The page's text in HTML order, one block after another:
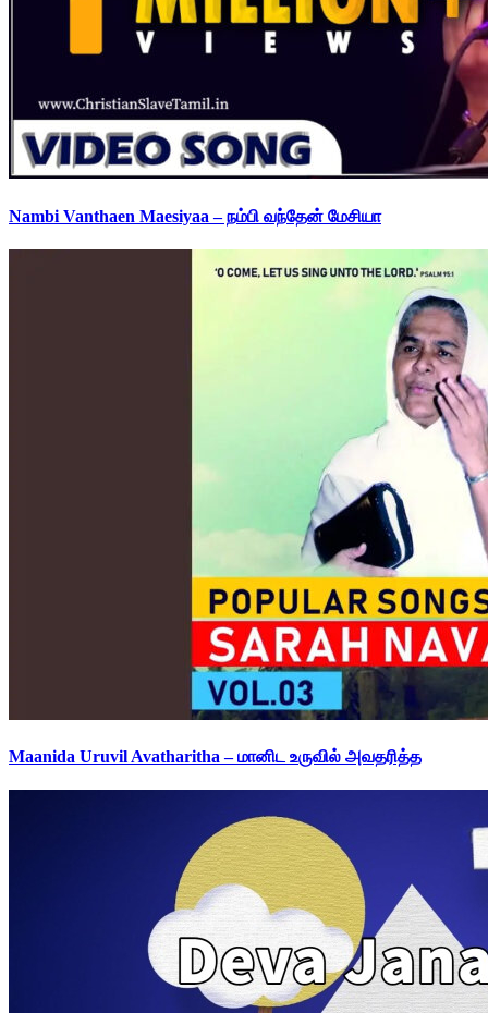
Nambi Vanthaen Maesiyaa – நம்பி வந்தேன் மேசியா
Maanida Uruvil Avatharitha – மானிட உருவில் அவதரித்த